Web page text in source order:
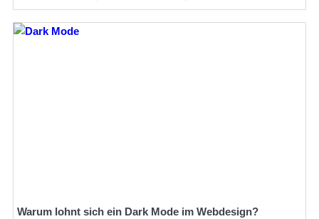
Warum lohnt sich ein Dark Mode im Webdesign?